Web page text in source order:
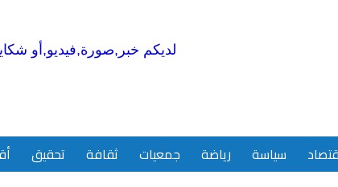
لديكم خبر,صورة,فيديو,أو
سياسة رياضة جمعيات ثقافة تحقيق